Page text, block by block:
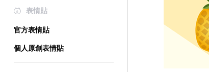
表情貼
官方表情貼
個人原創表情貼